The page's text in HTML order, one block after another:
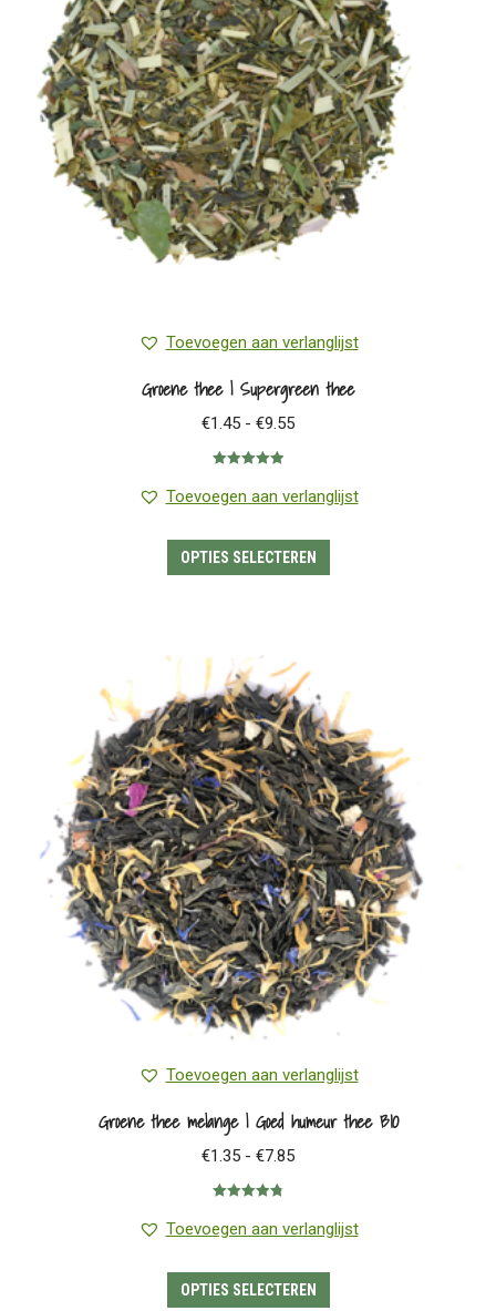
Toevoegen aan verlanglijst
Groene thee | Supergreen thee
€1.45 - €9.55Prijsklasse:
€9.55
5.00 uit 5
Toevoegen aan verlanglijst
OPTIES SELECTEREN
Deze
optie
kan
gekozen
worden
op
de
productpagina
Toevoegen aan verlanglijst
Groene thee melange | Goed humeur thee BIO
€1.35 - €7.85Prijsklasse:
€7.85
4.80uit 5
Toevoegen aan verlanglijst
OPTIES SELECTEREN